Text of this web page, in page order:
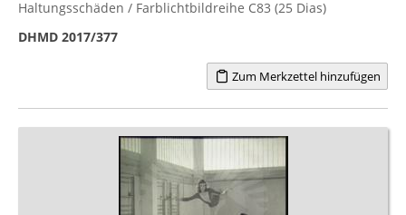
Haltungsschäden / Farblichtbildreihe C83 (25 Dias)
DHMD 2017/377
Zum Merkzettel hinzufügen